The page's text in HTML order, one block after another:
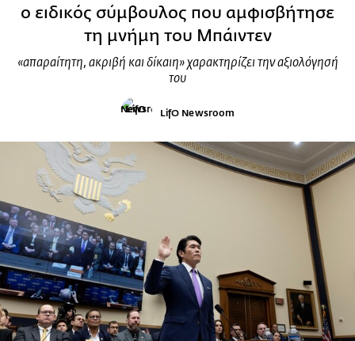
ο ειδικός σύμβουλος που αμφισβήτησε
τη μνήμη του Μπάιντεν
«απαραίτητη, ακριβή και δίκαιη» χαρακτηρίζει την αξιολόγησή
του
LifO Newsroom